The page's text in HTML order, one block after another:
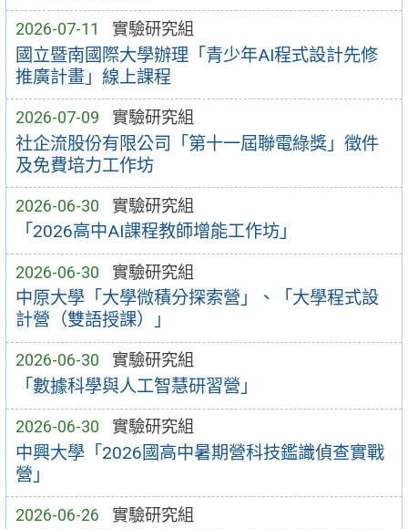
2026-07-11 實驗研究組
國立暨南國際大學辦理「青少年AI程式設計先修
推廣計畫」線上課程
2026-07-09 實驗研究組
社企流股份有限公司「第十一屆聯電綠獎」徵件
及免費培力工作坊
2026-06-30 實驗研究組
「2026高中AI課程教師增能工作坊」
2026-06-30 實驗研究組
中原大學「大學微積分探索營」、「大學程式設
計營（雙語授課）」
2026-06-30 實驗研究組
「數據科學與人工智慧研習營」
2026-06-30 實驗研究組
中興大學「2026國高中暑期營科技鑑識偵查實戰
營」
2026-06-26 實驗研究組